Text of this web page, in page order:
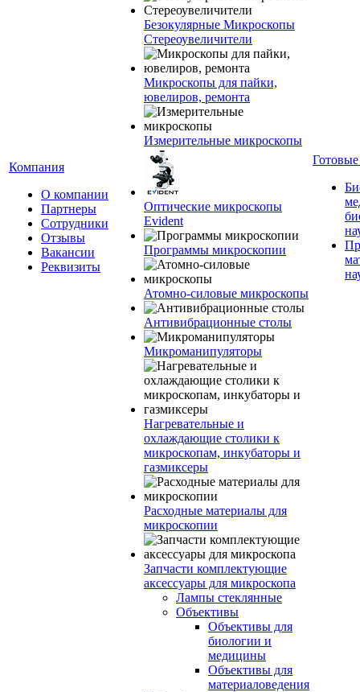
Компания
О компании
Партнеры
Сотрудники
Отзывы
Вакансии
Реквизиты
Безокулярные Микроскопы
Стереоувеличители
Микроскопы для пайки,
ювелиров, ремонта
Измерительные микроскопы
Оптические микроскопы
Evident
Программы микроскопии
Атомно-силовые микроскопы
Антивибрационные столы
Микроманипуляторы
Нагревательные и
охлаждающие столики к
микроскопам, инкубаторы и
газмиксеры
Расходные материалы для
микроскопии
Запчасти комплектующие
аксессуары для микроскопа
Лампы стеклянные
Объективы
Объективы для
биологии и
медицины
Объективы для
материаловедения